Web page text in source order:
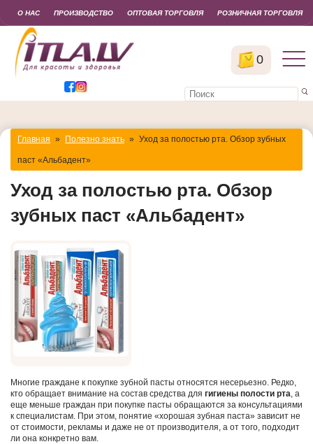
0
О НАС ПРОИЗВОДСТВО ОПТОВАЯ ТОРГОВЛЯ РОЗНИЧНАЯ ТОРГОВЛЯ
Главная » Полезно знать » Уход за полостью рта. Обзор зубных
паст «Альбадент»
Уход за полостью рта. Обзор
зубных паст «Альбадент»
Многие граждане к покупке зубной пасты относятся несерьезно. Редко,
кто обращает внимание на состав средства для гигиены полости рта, а
еще меньше граждан при покупке пасты обращаются за консультациями
к специалистам. При этом, понятие «хорошая зубная паста» зависит не
от стоимости, рекламы и даже не от производителя, а от того, подходит
ли она конкретно вам.